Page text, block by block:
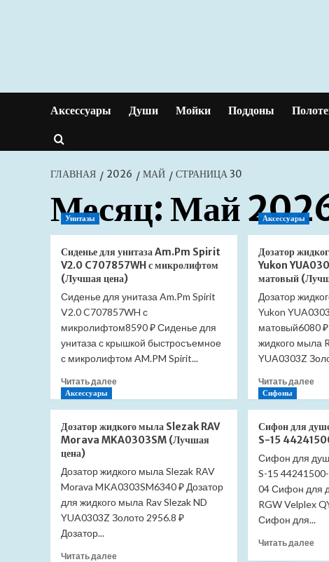
Аксессуары Души Мойки Поддоны
ГЛАВНАЯ 2026 МАЙ СТРАНИЦА 30
Месяц:Май
Унитазы
Сиденье для унитаза Am.Pm Spirit
V2.0 C707857WH с микролифтом
(Лучшая цена)
Сиденье для унитаза Am.Pm Spirit
V2.0 C707857WH с
микролифтом8590 ₽ Сиденье для
унитаза с крышкой быстросъемное
с микролифтом AM.PM Spirit...
Читать далееПрочитать
для
унитаза
Spirit
V2.0
C707857WH
с
Аксессуары
Дозатор
Yukon
матовый
Дозатор
Yukon
матовый6080
жидкого мыла
YUA0303Z
Читать далее
Аксессуары
Дозатор жидкого мыла Slezak RAV
Morava MKA0303SM (Лучшая
цена)
Дозатор жидкого мыла Slezak RAV
Morava MKA0303SM6340 ₽ Дозатор
для жидкого мыла Rav Slezak ND
YUA0303Z Золото 2956.8 ₽
Дозатор...
Читать далееПрочитать
Сифоны
Сифон для
S-15
Сифон для
S-15
04 Сифон для
RGW Velplex
Сифон для...
Читать далее